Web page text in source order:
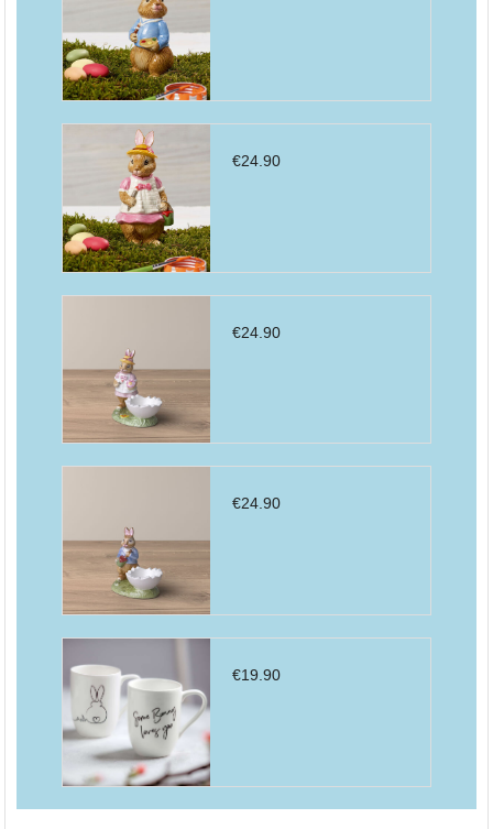
€24.90
€24.90
€24.90
€19.90